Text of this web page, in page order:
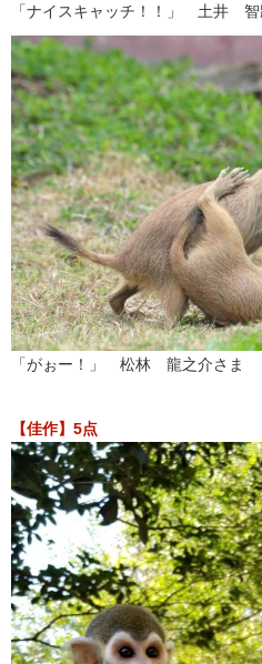
「ナイスキャッチ！！」 土井 智
「がぉー！」 松林 龍之介さま
【佳作】5点